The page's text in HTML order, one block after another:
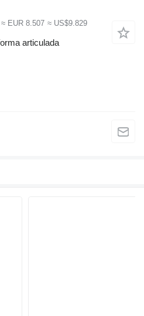
≈ EUR 8.507 ≈ US$9.829
articulada